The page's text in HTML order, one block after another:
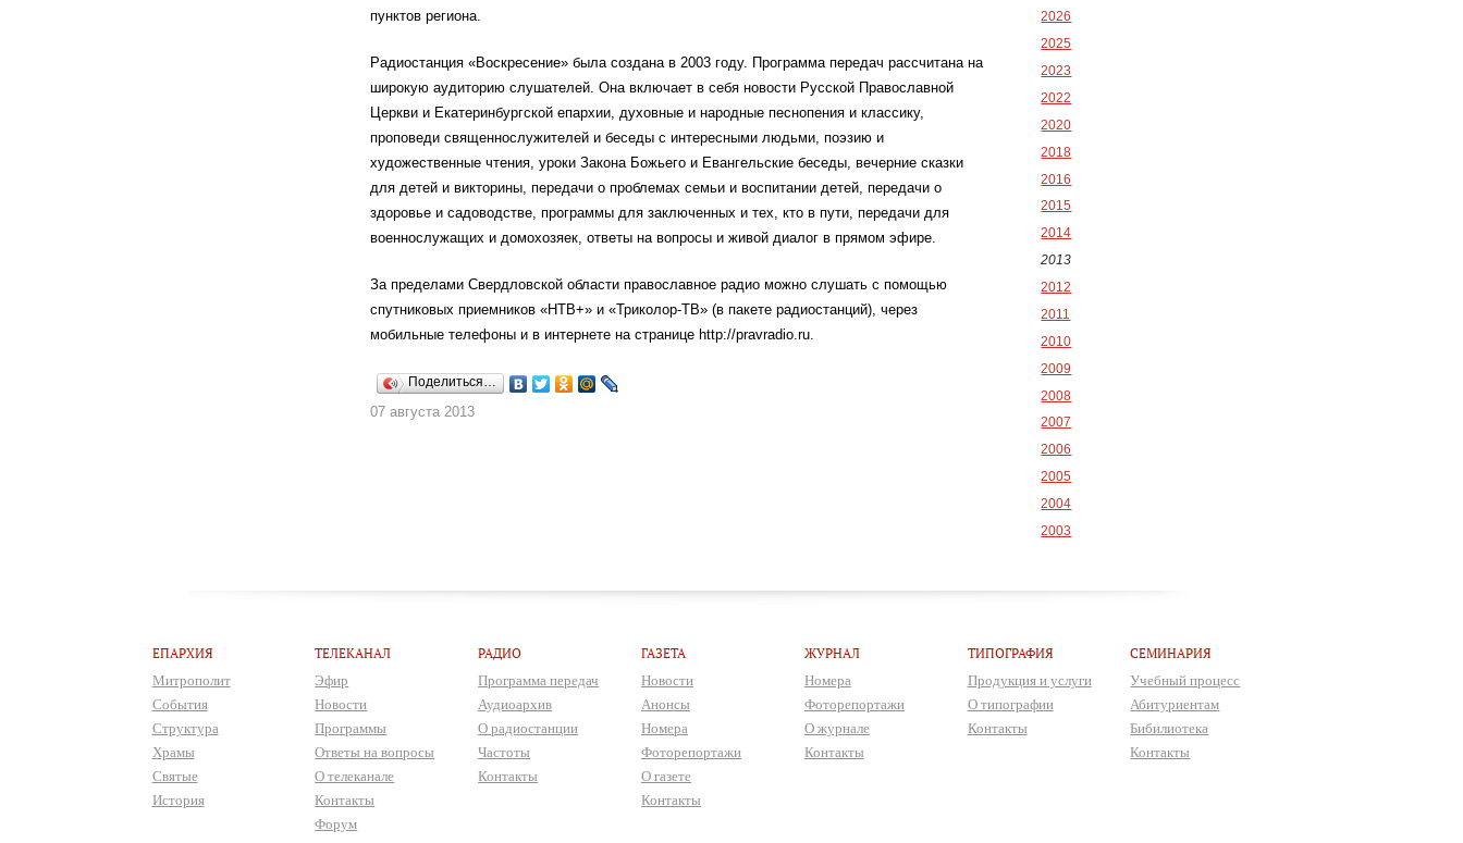
пунктов региона.
Радиостанция «Воскресение» была создана в 2003 году. Программа передач рассчитана на
широкую аудиторию слушателей. Она включает в себя новости Русской Православной
Церкви и Екатеринбургской епархии, духовные и народные песнопения и классику,
проповеди священнослужителей и беседы с интересными людьми, поэзию и
художественные чтения, уроки Закона Божьего и Евангельские беседы, вечерние сказки
для детей и викторины, передачи о проблемах семьи и воспитании детей, передачи о
здоровье и садоводстве, программы для заключенных и тех, кто в пути, передачи для
военнослужащих и домохозяек, ответы на вопросы и живой диалог в прямом эфире.
За пределами Свердловской области православное радио можно слушать с помощью
спутниковых приемников «НТВ+» и «Триколор-ТВ» (в пакете радиостанций), через
мобильные телефоны и в интернете на странице http://pravradio.ru.
Поделиться…
07 августа 2013
2026
2025
2023
2022
2020
2018
2016
2015
2014
2013
2012
2011
2010
2009
2008
2007
2006
2005
2004
2003
ЕПАРХИЯ
Митрополит
События
Структура
Храмы
Святые
История
ТЕЛЕКАНАЛ
Эфир
Новости
Программы
Ответы на вопросы
О телеканале
Контакты
Форум
РАДИО
Программа передач
Аудиоархив
О радиостанции
Частоты
Контакты
ГАЗЕТА
Новости
Анонсы
Номера
Фоторепортажи
О газете
Контакты
ЖУРНАЛ
Номера
Фоторепортажи
О журнале
Контакты
ТИПОГРАФИЯ
Продукция и услуги
О типографии
Контакты
СЕМИНАРИЯ
Учебный процесс
Абитуриентам
Бибилиотека
Контакты